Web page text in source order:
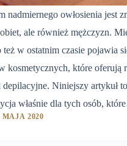
nadmiernego owłosienia jest
ale również mężczyzn.
też w ostatnim czasie pojawia
kosmetycznych, które oferują
depilacyjne. Niniejszy artykuł
właśnie dla tych osób,
MAJA 2020